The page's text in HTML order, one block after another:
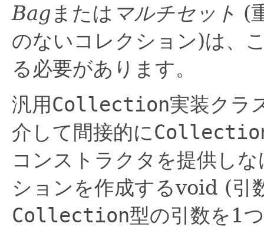
Bagまたは マルチセット (
のないコレクション)は、
る必要があります。
汎用Collection実装クラ
介して間接的に
コンストラクタを提供し
ションを作成するvoid (引
Collection型の引数を1